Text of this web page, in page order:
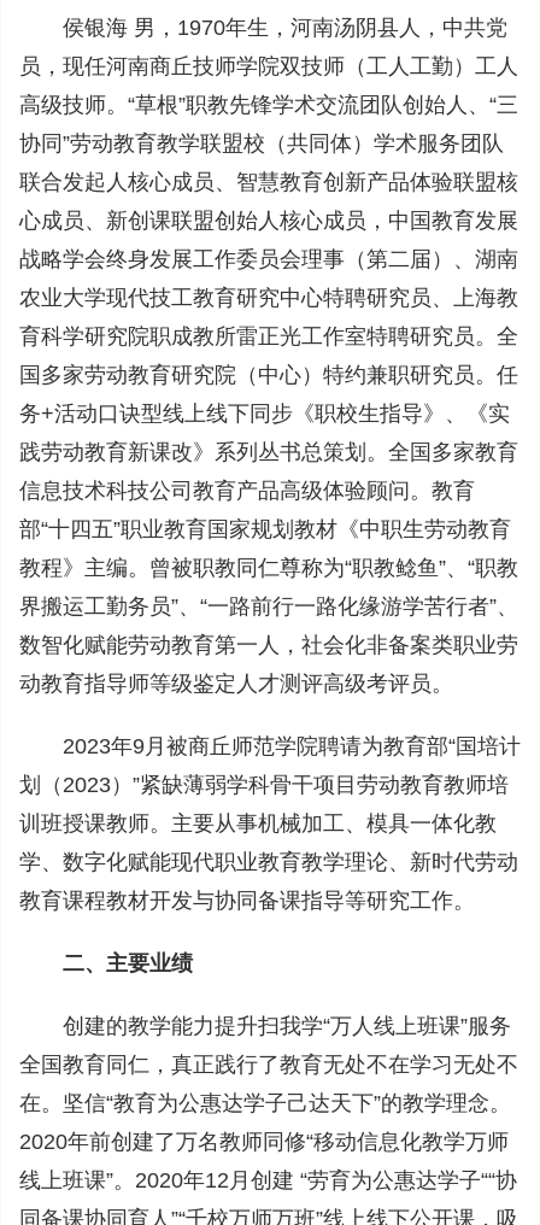
侯银海 男，1970年生，河南汤阴县人，中共党
员，现任河南商丘技师学院双技师（工人工勤）工人
高级技师。“草根”职教先锋学术交流团队创始人、“三
协同”劳动教育教学联盟校（共同体）学术服务团队
联合发起人核心成员、智慧教育创新产品体验联盟核
心成员、新创课联盟创始人核心成员，中国教育发展
战略学会终身发展工作委员会理事（第二届）、湖南
农业大学现代技工教育研究中心特聘研究员、上海教
育科学研究院职成教所雷正光工作室特聘研究员。全
国多家劳动教育研究院（中心）特约兼职研究员。任
务+活动口诀型线上线下同步《职校生指导》、《实
践劳动教育新课改》系列丛书总策划。全国多家教育
信息技术科技公司教育产品高级体验顾问。教育
部“十四五”职业教育国家规划教材《中职生劳动教育
教程》主编。曾被职教同仁尊称为“职教鲶鱼”、“职教
界搬运工勤务员”、“一路前行一路化缘游学苦行者”、
数智化赋能劳动教育第一人，社会化非备案类职业劳
动教育指导师等级鉴定人才测评高级考评员。
2023年9月被商丘师范学院聘请为教育部“国培计
划（2023）”紧缺薄弱学科骨干项目劳动教育教师培
训班授课教师。主要从事机械加工、模具一体化教
学、数字化赋能现代职业教育教学理论、新时代劳动
教育课程教材开发与协同备课指导等研究工作。
二、主要业绩
创建的教学能力提升扫我学“万人线上班课”服务
全国教育同仁，真正践行了教育无处不在学习无处不
在。坚信“教育为公惠达学子己达天下”的教学理念。
2020年前创建了万名教师同修“移动信息化教学万师
线上班课”。2020年12月创建 “劳育为公惠达学子““协
同备课协同育人”“千校万师万班”线上线下公开课，吸